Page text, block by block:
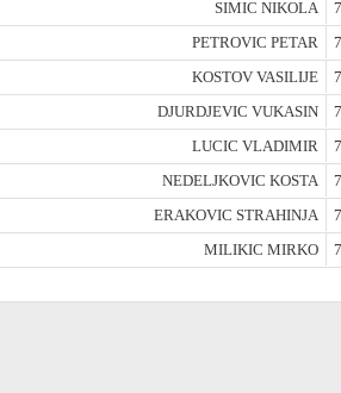
SIMIC NIKOLA
PETROVIC PETAR
KOSTOV VASILIJE
DJURDJEVIC VUKASIN
LUCIC VLADIMIR
NEDELJKOVIC KOSTA
ERAKOVIC STRAHINJA
MILIKIC MIRKO